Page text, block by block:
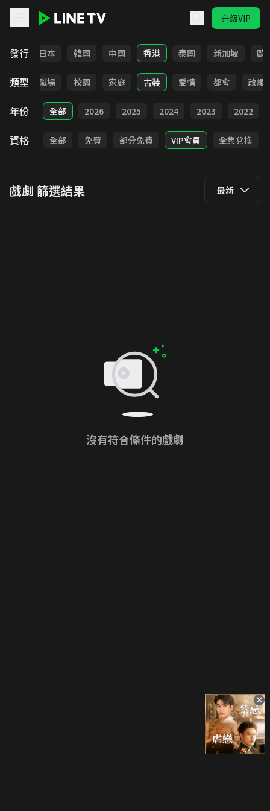
升級VIP
發行
台灣 日本 韓國 中國 香港 泰國 新加坡 歐
類型
全部 職場 校園 家庭 古裝 愛情 都會 改編
年份 全部 2026 2025 2024 2023 2022
資格 全部 免費 部分免費 VIP會員 全集兌換
戲劇 篩選結果 最新
沒有符合條件的戲劇